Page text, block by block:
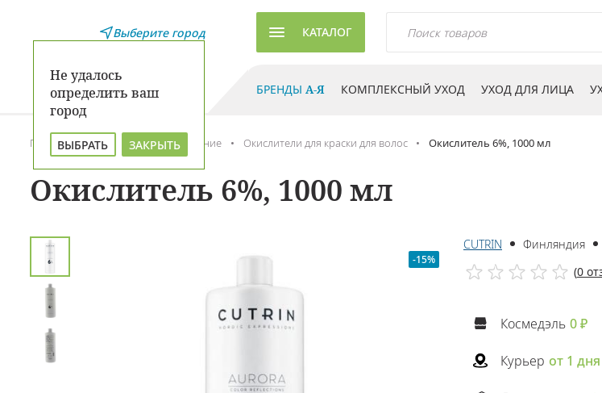
Выберите город
Не удалось
определить ваш
город
ВЫБРАТЬ ЗАКРЫТЬ
КАТАЛОГ
БРЕНДЫ А-Я КОМПЛЕКСНЫЙ УХОД УХОД ДЛЯ ЛИЦА
Главная Каталог Окрашивание Окислители для краски для волос Окислитель 6%, 1000 мл
Окислитель 6%, 1000 мл
-15%
CUTRIN Финляндия
(0
Космедэль 0 ₽
Курьер от 1